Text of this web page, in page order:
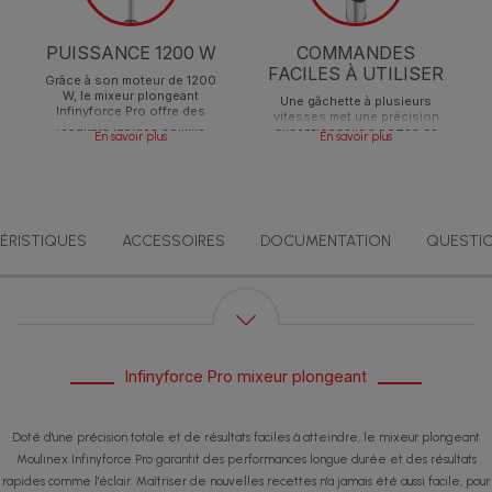
PUISSANCE 1200 W
Grâce à son moteur de 1200
W, le mixeur plongeant
Infinyforce Pro offre des
résultats rapides comme
l'éclair ; pour tous vos
En savoir plus
COMMANDES
FACILES À UTILISER
Une gâchette à plusieurs
vitesses met une précision
exceptionnelle à portée de
main, avec des commandes
ne pourrait pas être plus
En savoir plus
ACCESSOIRES DOCUMENTATION
Infinyforce Pro mixeur plongeant
Doté d'une précision totale et de résultats faciles à atteindre, le mixeur plongeant
Moulinex Infinyforce Pro garantit des performances longue durée et des résultats
rapides comme l'éclair. Maîtriser de nouvelles recettes n'a jamais été aussi facile, pour